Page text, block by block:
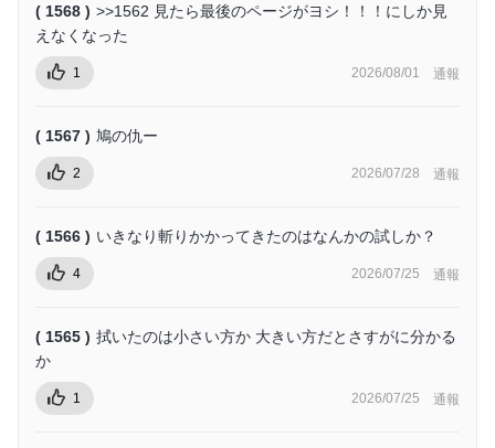
( 1568 ) >>1562 見たら最後のページがヨシ！！！にしか見
えなくなった
1 2026/08/01 通報
( 1567 ) 鳩の仇ー
2 2026/07/28 通報
( 1566 ) いきなり斬りかかってきたのはなんかの試しか？
4 2026/07/25 通報
( 1565 ) 拭いたのは小さい方か 大きい方だとさすがに分かる
か
1 2026/07/25 通報